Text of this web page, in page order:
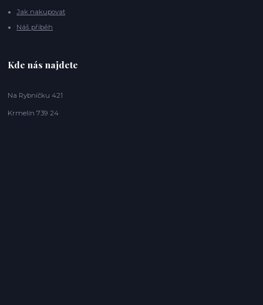
Jak nakupovat
Náš příběh
Kde nás najdete
Na Rybníčku 421
Krmelín 739 24